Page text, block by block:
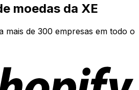
moedas da XE
mais de 300 empresas em todo o